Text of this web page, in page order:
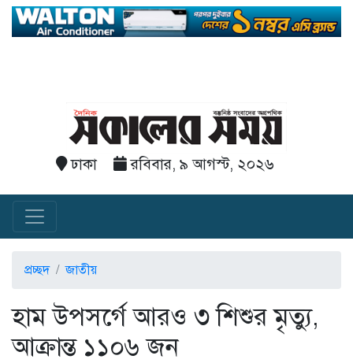
ঢাকা রবিবার, ৯ আগস্ট, ২০২৬
প্রচ্ছদ জাতীয়
হাম উপসর্গে আরও ৩ শিশুর মৃত্যু,
আক্রান্ত ১১০৬ জন